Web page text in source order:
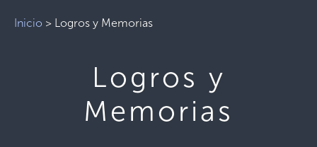
Inicio > Logros y Memorias
Logros y
Memorias